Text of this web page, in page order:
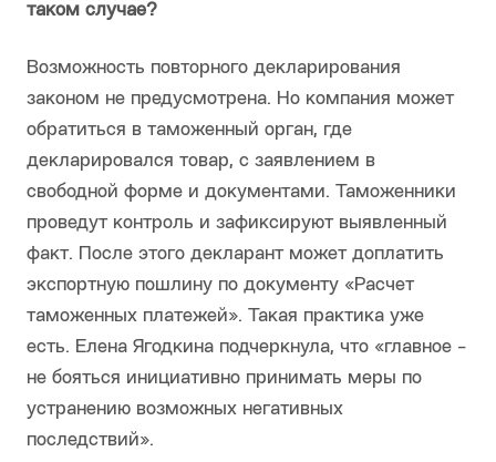
таком случае?
Возможность повторного декларирования
законом не предусмотрена. Но компания может
обратиться в таможенный орган, где
декларировался товар, с заявлением в
свободной форме и документами. Таможенники
проведут контроль и зафиксируют выявленный
факт. После этого декларант может доплатить
экспортную пошлину по документу «Расчет
таможенных платежей». Такая практика уже
есть. Елена Ягодкина подчеркнула, что «главное -
не бояться инициативно принимать меры по
устранению возможных негативных
последствий».